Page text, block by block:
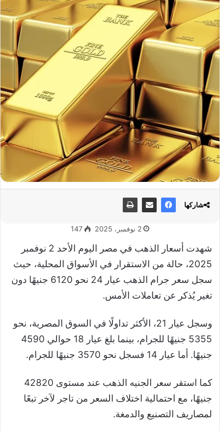
2 نوفمبر، 2025 147
شهدت أسعار الذهب في مصر اليوم الأحد 2 نوفمبر
2025، حالة من الاستقرار في الأسواق المحلية، حيث
سجل سعر جرام الذهب عيار 24 نحو 6120 جنيهًا دون
تغير يُذكر عن تعاملات الأمس.
وسجل عيار 21، الأكثر تداولًا في السوق المصرية، نحو
5355 جنيهًا للجرام، بينما بلغ عيار 18 حوالي 4590
جنيهًا. أما عيار 14 فسجل نحو 3570 جنيهًا للجرام.
كما استقر سعر الجنيه الذهب عند مستوى 42820
جنيهًا، مع احتمالية اختلاف السعر من تاجر لآخر تبعًا
لمصاريف التصنيع والدمغة.
شاركها